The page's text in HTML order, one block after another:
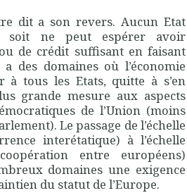
dit a son revers. Aucun Etat
soit ne peut espérer avoir
de crédit suffisant en faisant
des domaines où l’économie
à tous les Etats, quitte à s’en
grande mesure aux aspects
de l’Union (moins
Le passage de l’échelle
interétatique) à l’échelle
entre européens)
domaines une exigence
du statut de l’Europe.